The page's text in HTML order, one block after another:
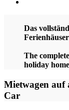
Das
The
holiday
Mietwagen auf
Car